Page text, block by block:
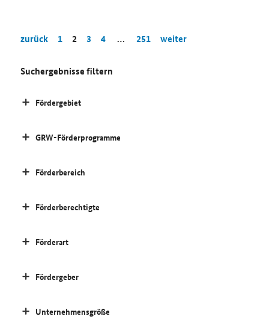
zurück 1 2 3 4 … 251 weiter
Suchergebnisse filtern
Fördergebiet
GRW-Förderprogramme
Förderbereich
Förderberechtigte
Förderart
Fördergeber
Unternehmensgröße